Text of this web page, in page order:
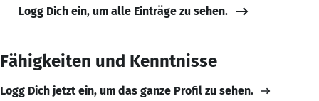
Logg Dich ein, um alle Einträge zu sehen.
Fähigkeiten und Kenntnisse
Logg Dich jetzt ein, um das ganze Profil zu sehen.